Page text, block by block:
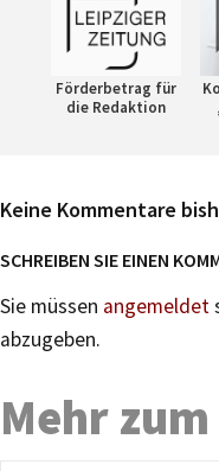
Förderbetrag für
die Redaktion
Keine Kommentare
SCHREIBEN SIE EINEN
Sie müssen angemeldet
abzugeben.
Mehr